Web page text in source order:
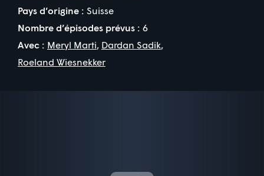
Pays d’origine : Suisse
Nombre d’épisodes prévus : 6
Avec : Meryl Marti, Dardan Sadik,
Roeland Wiesnekker